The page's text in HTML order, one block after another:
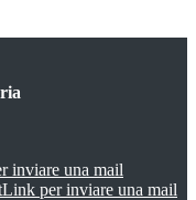
inviare una mail
Link per inviare una mail